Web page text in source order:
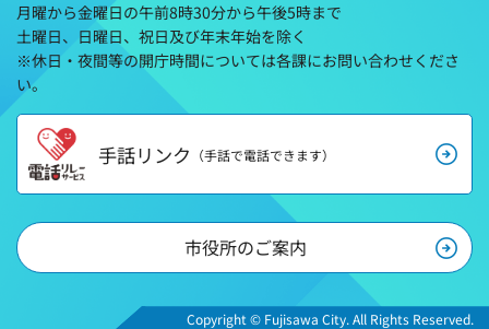
月曜から金曜日の午前8時30分から午後5時まで
土曜日、日曜日、祝日及び年末年始を除く
※休日・夜間等の開庁時間については各課にお問い合わせくださ
い。
手話リンク （手話で電話できます）
市役所のご案内
Copyright © Fujisawa City. All Rights Reserved.